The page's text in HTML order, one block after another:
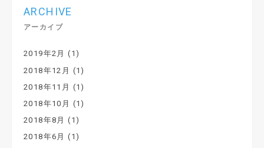
ARCHIVE
アーカイブ
2019年2月 (1)
2018年12月 (1)
2018年11月 (1)
2018年10月 (1)
2018年8月 (1)
2018年6月 (1)